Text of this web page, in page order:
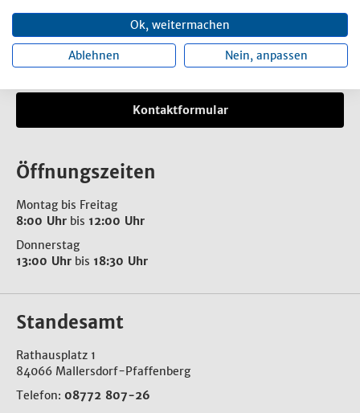
Ok, weitermachen
Ablehnen Nein, anpassen
84066 Mallersdorf-Pfaffenberg
Telefon:08772 807-0
markt-mallersdorf-pfaffenberg@mal-pfa.de
Kontaktformular
Öffnungszeiten
Montag bis Freitag
8:00 Uhr bis 12:00 Uhr
Donnerstag
13:00 Uhr bis 18:30 Uhr
Standesamt
Rathausplatz 1
84066 Mallersdorf-Pfaffenberg
Telefon: 08772 807-26